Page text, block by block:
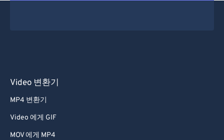
Video 변환기
MP4 변환기
Video 에게 GIF
MOV 에게 MP4